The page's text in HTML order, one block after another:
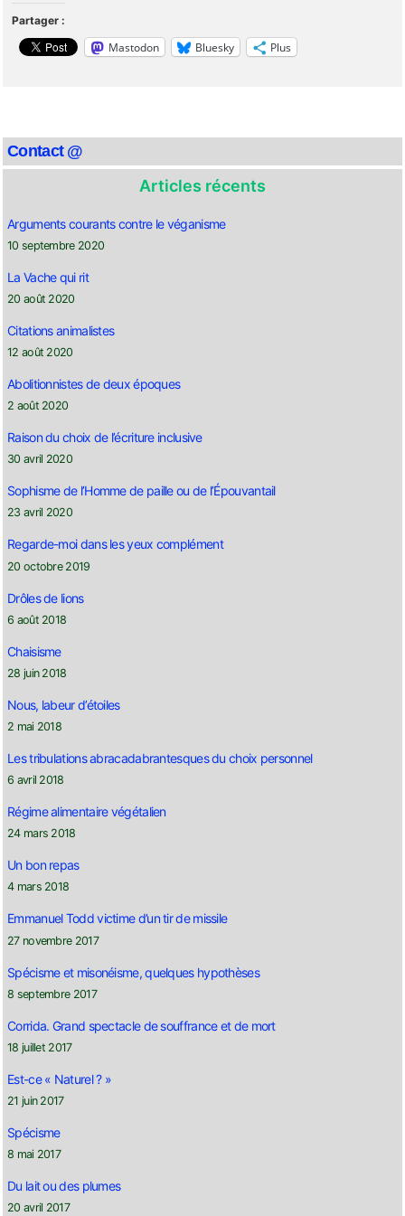
Partager :
Mastodon Bluesky Plus
Contact @
Articles récents
Arguments courants contre le véganisme
10 septembre 2020
La Vache qui rit
20 août 2020
Citations animalistes
12 août 2020
Abolitionnistes de deux époques
2 août 2020
Raison du choix de l’écriture inclusive
30 avril 2020
Sophisme de l’Homme de paille ou de l’Épouvantail
23 avril 2020
Regarde-moi dans les yeux complément
20 octobre 2019
Drôles de lions
6 août 2018
Chaisisme
28 juin 2018
Nous, labeur d’étoiles
2 mai 2018
Les tribulations abracadabrantesques du choix personnel
6 avril 2018
Régime alimentaire végétalien
24 mars 2018
Un bon repas
4 mars 2018
Emmanuel Todd victime d’un tir de missile
27 novembre 2017
Spécisme et misonéisme, quelques hypothèses
8 septembre 2017
Corrida. Grand spectacle de souffrance et de mort
18 juillet 2017
Est-ce « Naturel ? »
21 juin 2017
Spécisme
8 mai 2017
Du lait ou des plumes
20 avril 2017